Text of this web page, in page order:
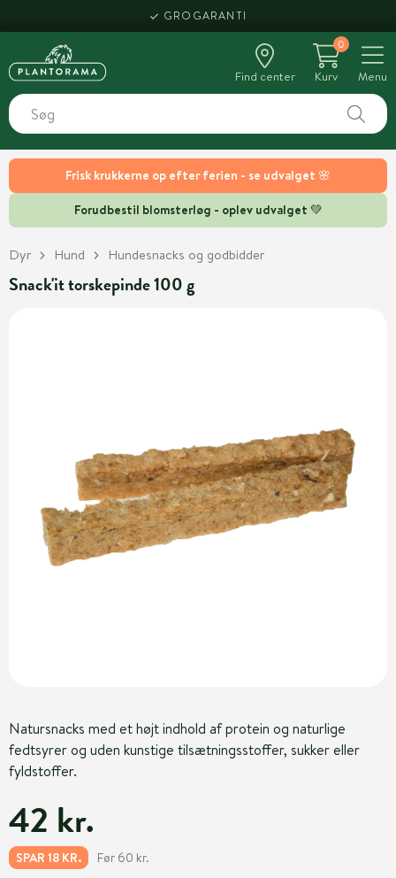
Frisk krukkerne op efter ferien - se udvalget 🌸
Forudbestil blomsterløg - oplev udvalget 💚
GROGARANTI
Find center
0
Kurv
Menu
Dyr Hund Hundesnacks og godbidder
Snack'it torskepinde 100 g
Natursnacks med et højt indhold af protein og naturlige
fedtsyrer og uden kunstige tilsætningsstoffer, sukker eller
fyldstoffer.
42 kr.
SPAR 18 KR. Før 60 kr.